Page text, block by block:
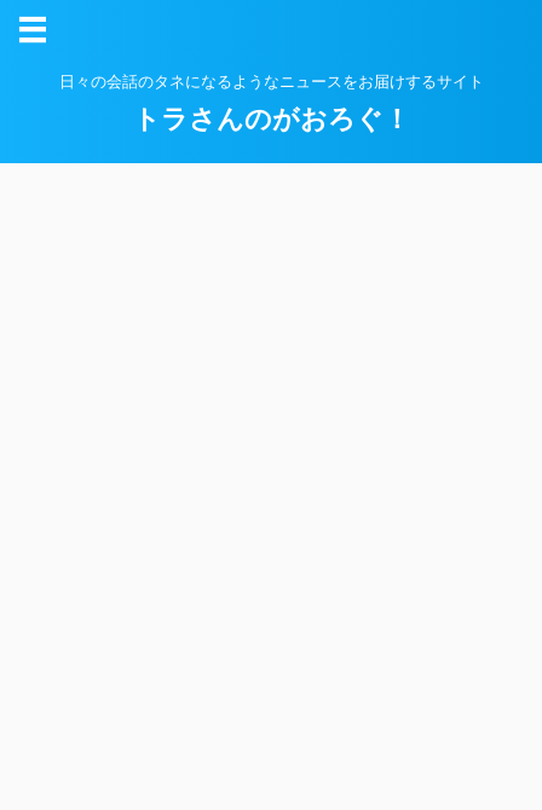
日々の会話のタネになるようなニュースをお届けするサイト
トラさんのがおろぐ！